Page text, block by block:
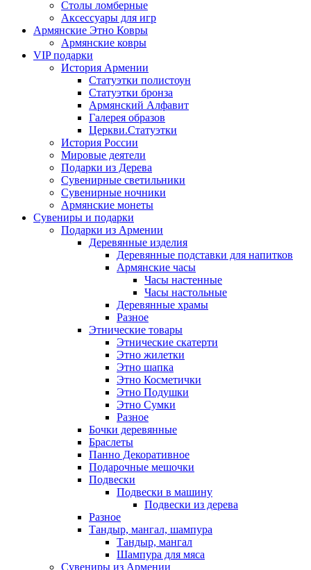
Столы ломберные
Аксессуары для игр
Армянские Этно Ковры
Армянские ковры
VIP подарки
История Армении
Статуэтки полистоун
Статуэтки бронза
Армянский Алфавит
Галерея образов
Церкви.Статуэтки
История России
Мировые деятели
Подарки из Дерева
Сувенирные светильники
Сувенирные ночники
Армянские монеты
Сувениры и подарки
Подарки из Армении
Деревянные изделия
Деревянные подставки для напитков
Армянские часы
Часы настенные
Часы настольные
Деревянные храмы
Разное
Этнические товары
Этнические скатерти
Этно жилетки
Этно шапка
Этно Косметички
Этно Подушки
Этно Сумки
Разное
Бочки деревянные
Браслеты
Панно Декоративное
Подарочные мешочки
Подвески
Подвески в машину
Подвески из дерева
Разное
Тандыр, мангал, шампура
Тандыр, мангал
Шампура для мяса
Сувениры из Армении